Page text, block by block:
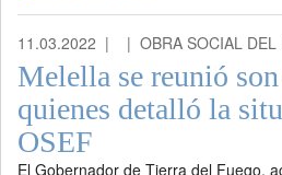
11.03.2022 | | OBRA SOCIAL DEL
Melella se reunió
quienes detalló la
OSEF
El Gobernador de Tierra del Fuego,